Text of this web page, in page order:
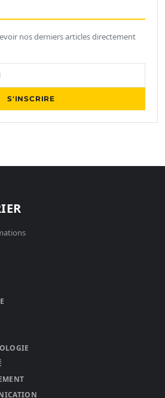
nos derniers articles directement
S'INSCRIRE